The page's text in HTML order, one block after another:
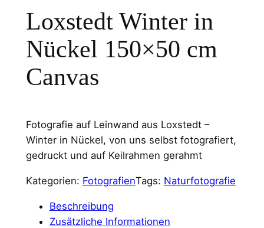
Loxstedt Winter in
Nückel 150×50 cm
Canvas
Fotografie auf Leinwand aus Loxstedt –
Winter in Nückel, von uns selbst fotografiert,
gedruckt und auf Keilrahmen gerahmt
Kategorien: FotografienTags: Naturfotografie
Beschreibung
Zusätzliche Informationen